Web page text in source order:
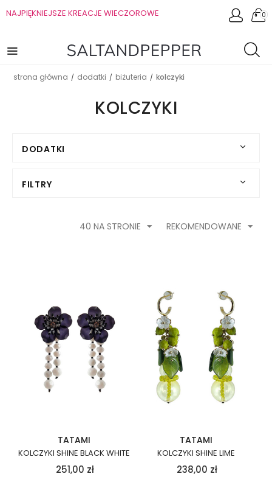
NAJPIĘKNIEJSZE KREACJE WIECZOROWE 0
strona główna / dodatki / biżuteria / kolczyki
KOLCZYKI
DODATKI
FILTRY
REKOMENDOWANE
40 NA STRONIE
TATAMI
KOLCZYKI SHINE BLACK WHITE
251,00 zł
TATAMI
KOLCZYKI SHINE LIME
238,00 zł